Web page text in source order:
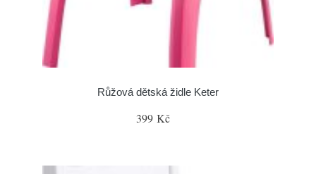
Růžová dětská židle Keter
399 Kč